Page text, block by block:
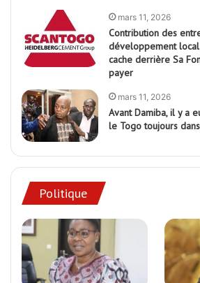
mars 11, 2026
Contribution des
développement local
cache derrière Sa
payer
mars 11, 2026
Avant Damiba, il y a
le Togo toujours
Politique